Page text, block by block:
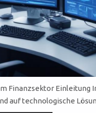
Finanzsektor Einleitung
auf technologische